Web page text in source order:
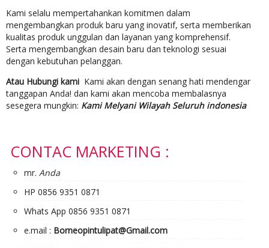
Kami selalu mempertahankan komitmen dalam
mengembangkan produk baru yang inovatif, serta memberikan
kualitas produk unggulan dan layanan yang komprehensif.
Serta mengembangkan desain baru dan teknologi sesuai
dengan kebutuhan pelanggan.
Atau Hubungi kami Kami akan dengan senang hati mendengar
tanggapan Anda! dan kami akan mencoba membalasnya
sesegera mungkin: Kami Melyani Wilayah Seluruh indonesia
CONTAC MARKETING :
mr. Anda
HP 0856 9351 0871
Whats App 0856 9351 0871
e.mail : Borneopintulipat@Gmail.com